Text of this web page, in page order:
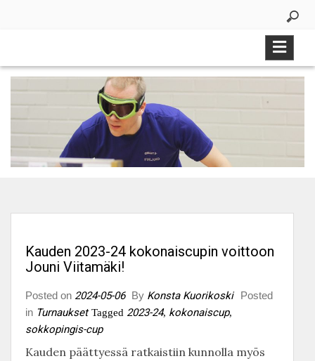
Kauden 2023-24 kokonaiscupin voittoon
Jouni Viitamäki!
Posted on 2024-05-06 By Konsta Kuorikoski
Posted
in Turnaukset Tagged 2023-24, kokonaiscup,
sokkopingis-cup
Kauden päättyessä ratkaistiin kunnolla myös